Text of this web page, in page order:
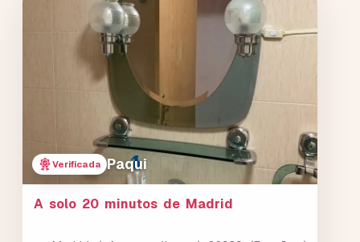
Verificada Paqui
A solo 20 minutos de Madrid